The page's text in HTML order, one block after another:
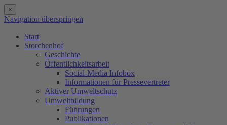
×
Navigation überspringen
Start
Storchenhof
Geschichte
Öffentlichkeitsarbeit
Social-Media Infobox
Informationen für Pressevertreter
Aktiver Umweltschutz
Umweltbildung
Führungen
Publikationen